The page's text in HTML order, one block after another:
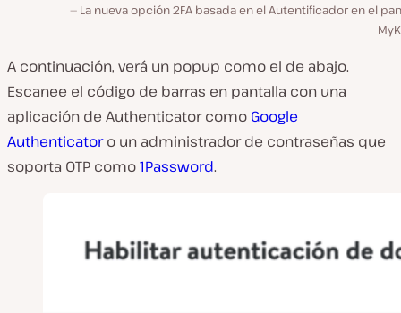
La nueva opción 2FA basada en el Autentificador en el
A continuación, verá un popup como el de abajo.
Escanee el código de barras en pantalla con una
aplicación de Authenticator como Google
Authenticatoro un administrador de contraseñas que
soporta OTP como1Password.